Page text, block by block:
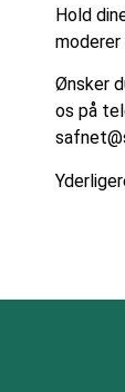
Hold
Ønsker
os på